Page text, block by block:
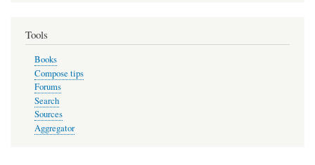
Tools
Books
Compose tips
Forums
Search
Sources
Aggregator